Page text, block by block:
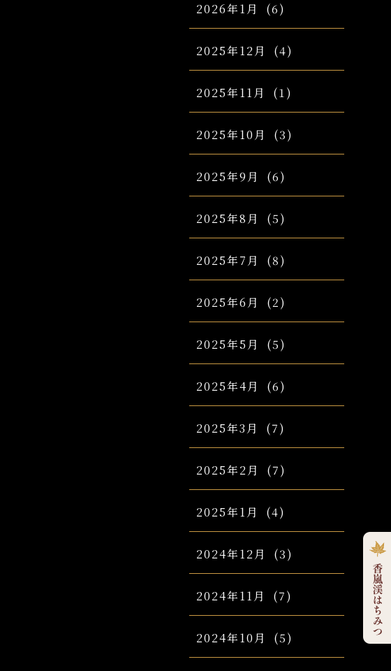
2026年1月 (6)
2025年12月 (4)
2025年11月 (1)
2025年10月 (3)
2025年9月 (6)
2025年8月 (5)
2025年7月 (8)
2025年6月 (2)
2025年5月 (5)
2025年4月 (6)
2025年3月 (7)
2025年2月 (7)
2025年1月 (4)
2024年12月 (3)
2024年11月 (7)
2024年10月 (5)